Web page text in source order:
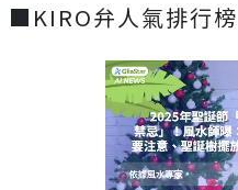
■KIRO弁人氣排行榜